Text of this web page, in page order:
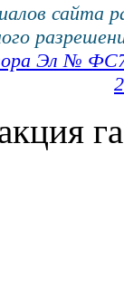
сайта
Эл №